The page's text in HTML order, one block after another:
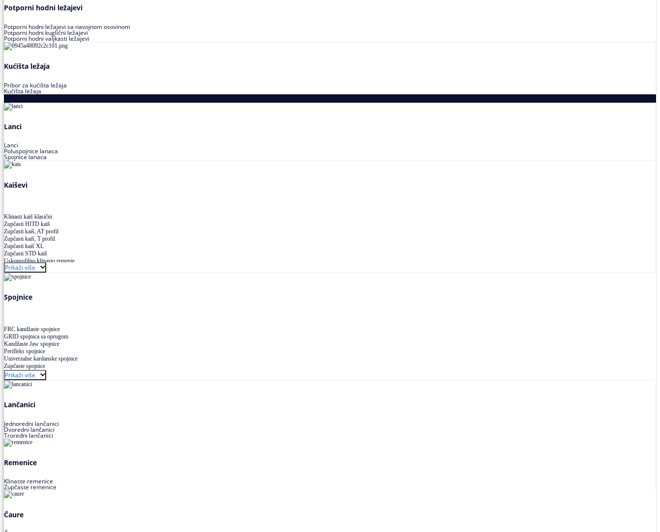
Potporni hodni ležajevi
Potporni hodni ležajevi sa navojnom osovinom
Potporni hodni kuglični ležajevi
Potporni hodni valjkasti ležajevi
Kućišta ležaja
Pribor za kućišta ležaja
Kućišta ležaja
Lanci
Lanci
Poluspojnice lanaca
Spojnice lanaca
Kaiševi
Klinasti kaiš klasični
Zupčasti HITD kaiš
Zupčasti kaiš, AT profil
Zupčasti kaiš, T profil
Zupčasti kaiš XL
Zupčasti STD kaiš
Uskoprofilno klinasto remenje
Uskoprofilno klinasto remenje spojeno
Uskoprofilno klinasto remenje XP extra power
Višekanalno remenje PJ,PK
Prikaži više
Spojnice
FRC kandžaste spojnice
GRID spojnica sa oprugom
Kandžaste Jaw spojnice
Perifleks spojnice
Univerzalne kardanske spojnice
Zupčaste spojnice
Prikaži više
Lančanici
Jednoredni lančanici
Dvoredni lančanici
Troredni lančanici
Remenice
Klinaste remenice
Zupčaste remenice
Čaure